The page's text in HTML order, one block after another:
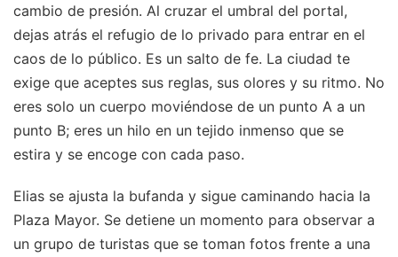
cambio de presión. Al cruzar el umbral del portal,
dejas atrás el refugio de lo privado para entrar en el
caos de lo público. Es un salto de fe. La ciudad te
exige que aceptes sus reglas, sus olores y su ritmo. No
eres solo un cuerpo moviéndose de un punto A a un
punto B; eres un hilo en un tejido inmenso que se
estira y se encoge con cada paso.
Elias se ajusta la bufanda y sigue caminando hacia la
Plaza Mayor. Se detiene un momento para observar a
un grupo de turistas que se toman fotos frente a una